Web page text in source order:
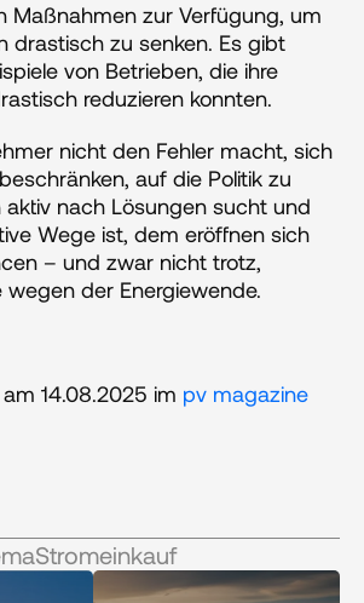
Maßnahmen zur Verfügung, um
drastisch zu senken. Es gibt
von Betrieben, die ihre
reduzieren konnten.
nicht den Fehler macht, sich
auf die Politik zu
nach Lösungen sucht und
Wege ist, dem eröffnen sich
– und zwar nicht trotz,
der Energiewende.
14.08.2025 im pv magazine
Stromeinkauf